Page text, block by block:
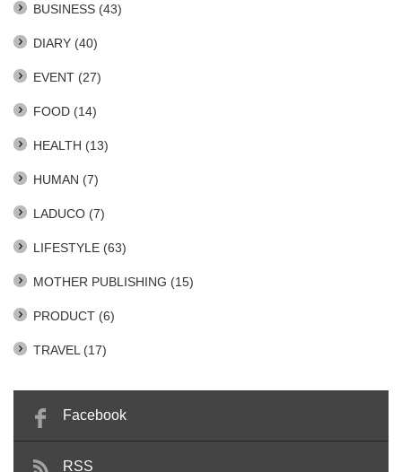
BUSINESS (43)
DIARY (40)
EVENT (27)
FOOD (14)
HEALTH (13)
HUMAN (7)
LADUCO (7)
LIFESTYLE (63)
MOTHER PUBLISHING (15)
PRODUCT (6)
TRAVEL (17)
Facebook
RSS